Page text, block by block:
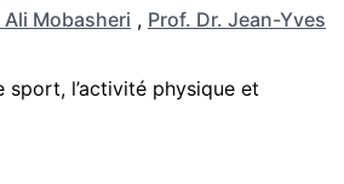
Ali Mobasheri , Prof. Dr. Jean-Yves
sport, l’activité physique et